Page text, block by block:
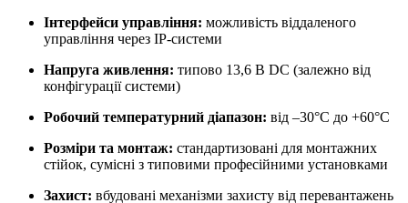
Інтерфейси управління: можливість віддаленого
управління через IP-системи
Напруга живлення: типово 13,6 В DC (залежно від
конфігурації системи)
Робочий температурний діапазон: від –30°C до +60°C
Розміри та монтаж: стандартизовані для монтажних
стійок, сумісні з типовими професійними установками
Захист: вбудовані механізми захисту від перевантажень